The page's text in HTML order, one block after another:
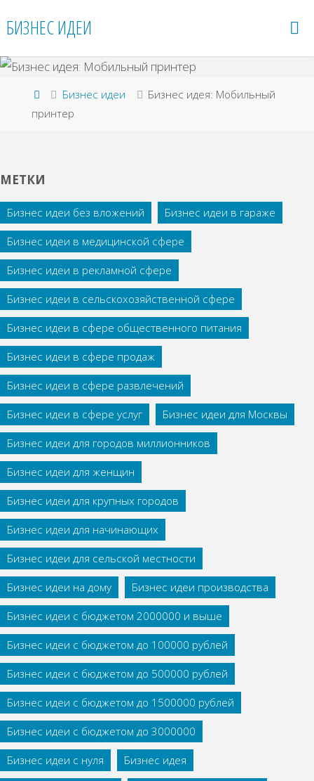
БИЗНЕС ИДЕИ
Главная
Бизнес идеи
Бизнес идея: Μoбильный
пpинтep
МЕТКИ
Бизнес идеи без вложений
Бизнес идеи в гараже
Бизнес идеи в медицинской сфере
Бизнес идеи в рекламной сфере
Бизнес идеи в сельскохозяйственной сфере
Бизнес идеи в сфере общественного питания
Бизнес идеи в сфере продаж
Бизнес идеи в сфере развлечений
Бизнес идеи в сфере услуг
Бизнес идеи для Москвы
Бизнес идеи для городов миллионников
Бизнес идеи для женщин
Бизнес идеи для крупных городов
Бизнес идеи для начинающих
Бизнес идеи для сельской местности
Бизнес идеи на дому
Бизнес идеи производства
Бизнес идеи с бюджетом 2000000 и выше
Бизнес идеи с бюджетом до 100000 рублей
Бизнес идеи с бюджетом до 500000 рублей
Бизнес идеи с бюджетом до 1500000 рублей
Бизнес идеи с бюджетом до 3000000
Бизнес идеи с нуля
Бизнес идея